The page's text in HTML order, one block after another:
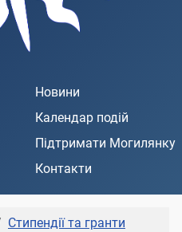
Новини
Календар подій
Підтримати Могилянку
Контакти
Стипендії та гранти